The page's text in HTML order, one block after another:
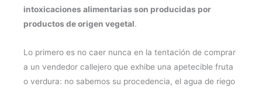
intoxicaciones alimentarias son producidas por
productos de origen vegetal.
Lo primero es no caer nunca en la tentación de comprar
a un vendedor callejero que exhibe una apetecible fruta
o verdura: no sabemos su procedencia, el agua de riego